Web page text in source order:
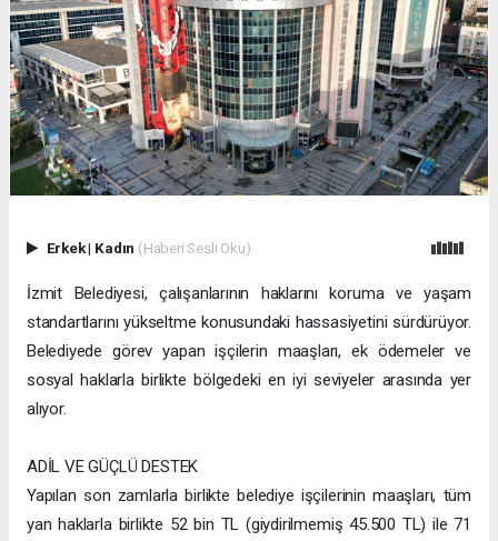
Erkek| Kadın (Haberi Sesli Oku)
İzmit Belediyesi, çalışanlarının haklarını koruma ve yaşam
standartlarını yükseltme konusundaki hassasiyetini sürdürüyor.
Belediyede görev yapan işçilerin maaşları, ek ödemeler ve
sosyal haklarla birlikte bölgedeki en iyi seviyeler arasında yer
alıyor.
ADİL VE GÜÇLÜ DESTEK
Yapılan son zamlarla birlikte belediye işçilerinin maaşları, tüm
yan haklarla birlikte 52 bin TL (giydirilmemiş 45.500 TL) ile 71